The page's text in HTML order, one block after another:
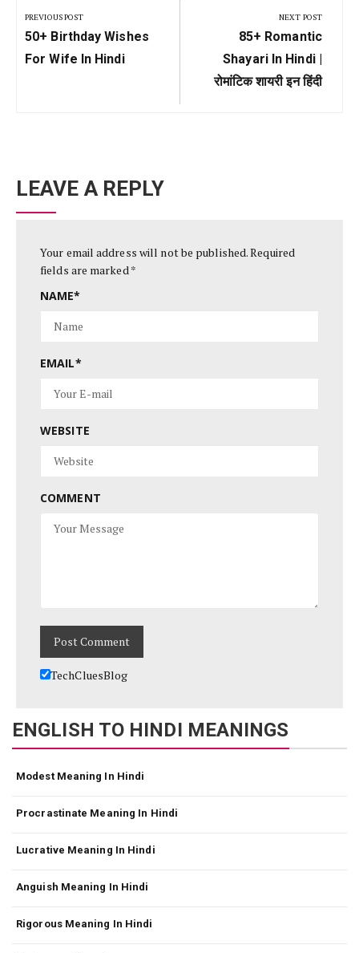
navigation
PREVIOUS POST
Previous
Post:
50+ Birthday Wishes
For Wife In Hindi
NEXT POST
Next
Post:
85+ Romantic
Shayari In Hindi |
रोमांटिक शायरी इन हिंदी
LEAVE A REPLY
Your email address will not be published.Required
fields are marked *
NAME*
EMAIL*
WEBSITE
COMMENT
TechCluesBlog
ENGLISH TO HINDI MEANINGS
Modest Meaning In Hindi
Procrastinate Meaning In Hindi
Lucrative Meaning In Hindi
Anguish Meaning In Hindi
Rigorous Meaning In Hindi